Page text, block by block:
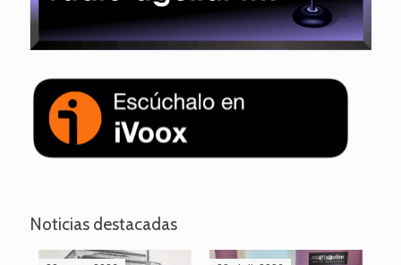
Noticias destacadas